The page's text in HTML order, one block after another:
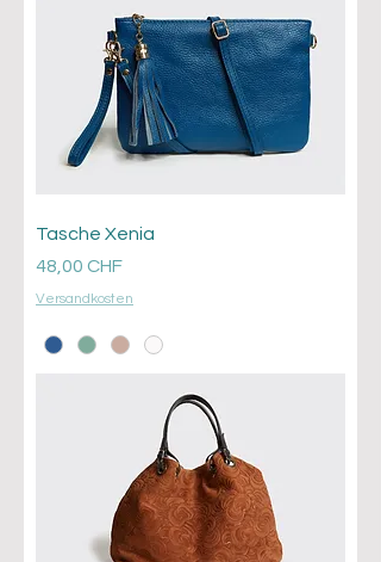
Tasche Xenia
Prezzo
48,00 CHF
Versandkosten